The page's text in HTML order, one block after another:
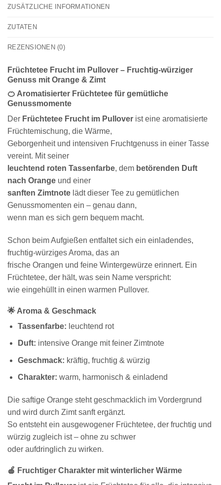
ZUSÄTZLICHE INFORMATIONEN
ZUTATEN
REZENSIONEN (0)
Früchtetee Frucht im Pullover – Fruchtig-würziger
Genuss mit Orange & Zimt
🍊 Aromatisierter Früchtetee für gemütliche
Genussmomente
Der Früchtetee Frucht im Pullover ist eine aromatisierte
Früchtemischung, die Wärme,
Geborgenheit und intensiven Fruchtgenuss in einer Tasse
vereint. Mit seiner
leuchtend roten Tassenfarbe, dem betörenden Duft
nach Orange und einer
sanften Zimtnote lädt dieser Tee zu gemütlichen
Genussmomenten ein – genau dann,
wenn man es sich gern bequem macht.
Schon beim Aufgießen entfaltet sich ein einladendes,
fruchtig-würziges Aroma, das an
frische Orangen und feine Wintergewürze erinnert. Ein
Früchtetee, der hält, was sein Name verspricht:
wie eingehüllt in einen warmen Pullover.
🌟 Aroma & Geschmack
Tassenfarbe: leuchtend rot
Duft: intensive Orange mit feiner Zimtnote
Geschmack: kräftig, fruchtig & würzig
Charakter: warm, harmonisch & einladend
Die saftige Orange steht geschmacklich im Vordergrund
und wird durch Zimt sanft ergänzt.
So entsteht ein ausgewogener Früchtetee, der fruchtig und
würzig zugleich ist – ohne zu schwer
oder aufdringlich zu wirken.
🍎 Fruchtiger Charakter mit winterlicher Wärme